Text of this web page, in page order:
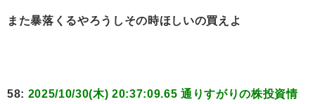
また暴落くるやろうしその時ほしいの買えよ
58: 2025/10/30(木) 20:37:09.65 通りすがりの株投資情